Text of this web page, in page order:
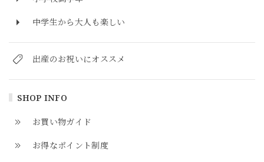
中学生から大人も楽しい
出産のお祝いにオススメ
SHOP INFO
お買い物ガイド
お得なポイント制度